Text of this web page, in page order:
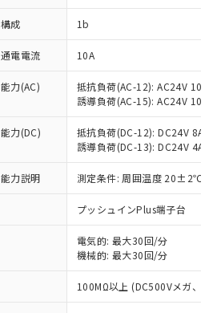
成 1b
電電流 10A
力(AC)
抵抗負荷(AC-12): AC24V 10A/
誘導負荷(AC-15): AC24V
力(DC)
抵抗負荷(DC-12): DC24V 8A/
誘導負荷(DC-13): DC24V 4A/
力説明 測定条件: 周囲温度 20±2℃、
プッシュインPlus端子台
電気的: 最大30回/分
機械的: 最大30回/分
100MΩ以上 (DC500Vメガ、点
読みいただき、同意のうえ
スは、当社制御機器事業取扱
社在庫状況および標準価格
供させていただくもので
機器事業取扱商品の中には、
スの対象外となる商品もある
および標準価格照会結果は、
る更新日時点での社内デー
き作成されるものであり、閲
時点での実際の在庫および標
指令（10物質）の非含
品に切り替える予定のある
EU RoHS指令（10物質）の
の商品で、対応品を出す予
EU RoHS指令（10物質）の
況を調査中または確認中の
センス料など無形物で、有
係のない商品です。
より、非含有部品として
有品と判明した場合などや
ことがあります。
、 水銀(Hg) 1000ppm以下、 カド
表
質材料含有率が中国RoHSの
ることを示します。
材料含有率が中国RoHSの
いることを示します。
す。当社販売部門へお問
基準値 (GB/T26572)：
Hg(水銀) : 1000ppm、 Cd(カドミウ
これら貴社製品のうち、外国
び外国貿易法に定める商品
制貨物等」という）を輸出
輸出許可(または役務取引許